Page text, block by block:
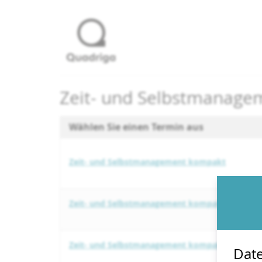
Zeit- und
Wählen Sie einen Termin aus
Zeit- und Selbstmanagement kompakt
Zeit- und Selbstmanagement kompakt
Zeit- und Selbstmanagement kompakt